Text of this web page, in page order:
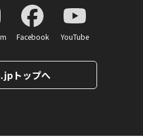
Facebook YouTube
トップへ